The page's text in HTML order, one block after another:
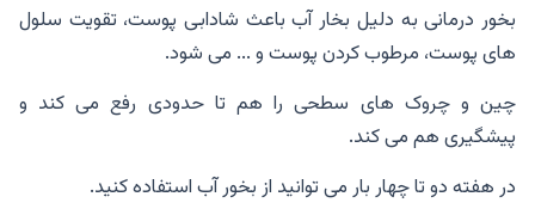
بخور درمانی به دلیل بخار آب باعث شادابی پوست، تقویت سلول
های پوست، مرطوب کردن پوست و ... می شود.
چین و چروک های سطحی را هم تا حدودی رفع می کند و
پیشگیری هم می کند.
در هفته دو تا چهار بار می توانید از بخور آب استفاده کنید.